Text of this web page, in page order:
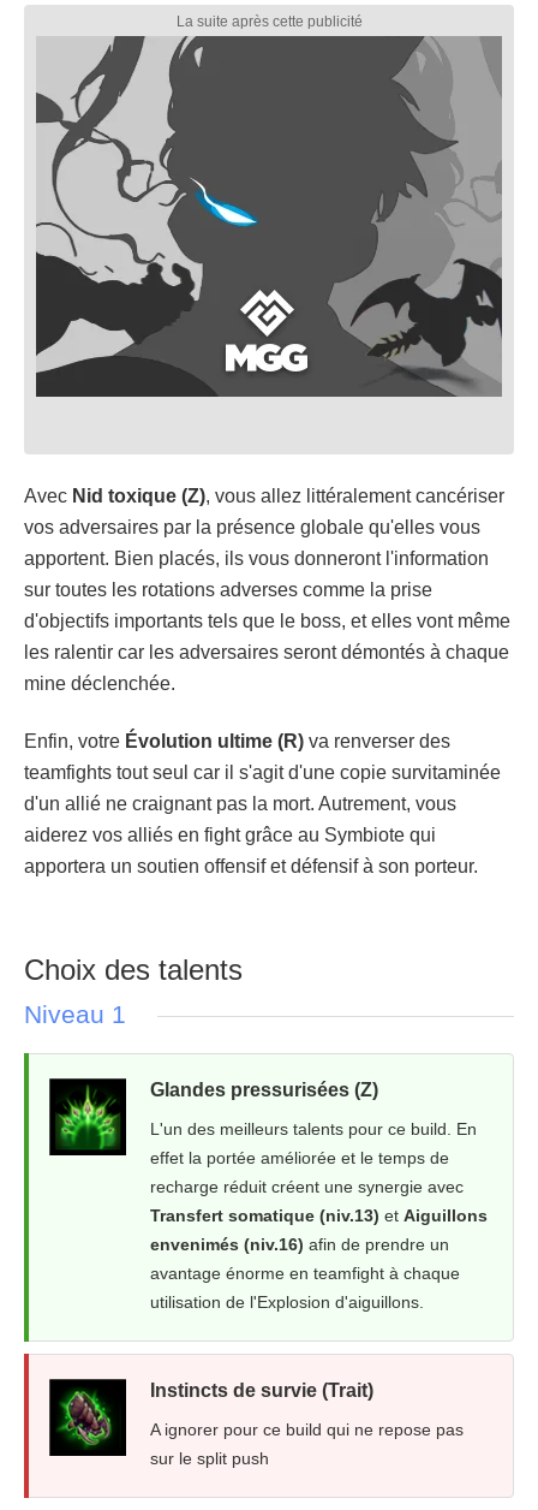
Avec Nid toxique (Z), vous allez littéralement cancériser
vos adversaires par la présence globale qu'elles vous
apportent. Bien placés, ils vous donneront l'information
sur toutes les rotations adverses comme la prise
d'objectifs importants tels que le boss, et elles vont même
les ralentir car les adversaires seront démontés à chaque
mine déclenchée.
Enfin, votre Évolution ultime (R) va renverser des
teamfights tout seul car il s'agit d'une copie survitaminée
d'un allié ne craignant pas la mort. Autrement, vous
aiderez vos alliés en fight grâce au Symbiote qui
apportera un soutien offensif et défensif à son porteur.
Choix des talents
Niveau 1
Glandes pressurisées (Z)
L'un des meilleurs talents pour ce build. En
effet la portée améliorée et le temps de
recharge réduit créent une synergie avec
Transfert somatique (niv.13) et Aiguillons
envenimés (niv.16) afin de prendre un
avantage énorme en teamfight à chaque
utilisation de l'Explosion d'aiguillons.
Instincts de survie (Trait)
A ignorer pour ce build qui ne repose pas
sur le split push